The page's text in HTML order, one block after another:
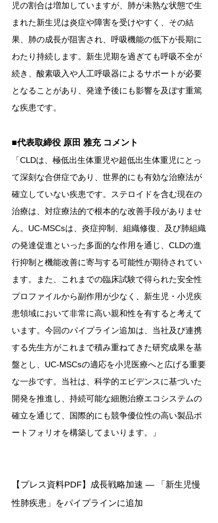
児の割合は増加していますが、肺が未熟な状態で生
まれた新生児は炎症や障害を受けやすく、その結
果、肺の成長が阻害され、呼吸機能の低下が長期に
わたり持続します。新生児期を過ぎても呼吸不全が
続き、酸素吸入や人工呼吸器によるサポートが必要
となることがあり、発達予後にも影響を及ぼす重篤
な疾患です。
■代表取締役 原田 雅充 コメント
「CLDは、極低出生体重児や超低出生体重児にとっ
て深刻な合併症であり、世界的にも有効な治療法が
確立していない疾患です。ステロイドを含む現在の
治療は、対症療法的で根本的な改善手段がありませ
ん。UC-MSCsは、炎症抑制、組織修復、及び肺組織
の発達促進といった多面的な作用を通じ、CLDの進
行抑制と機能改善に寄与する可能性が期待されてい
ます。また、これまでの臨床試験で得られた安全性
プロファイルから副作用が少なく、新生児・小児疾
患領域において非常に高い親和性を有すると考えて
います。今回のパイプライン追加は、当社及び連携
する先生方がこれまで積み重ねてきた研究成果を基
盤とし、UC-MSCsの適応を小児医療へと広げる重要
な一歩です。当社は、科学的エビデンスに基づいた
開発を推進し、持続可能な細胞治療エコシステムの
確立を通じて、国際的にも競争優位性の高い製品ポ
ートフォリオを構築してまいります。」
【プレス資料PDF】
成長戦略加速 ― 「新生児慢
性肺疾患」をパイプラインに追加